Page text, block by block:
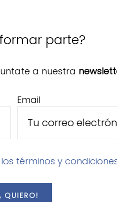
parte?
a nuestra
Email
términos y